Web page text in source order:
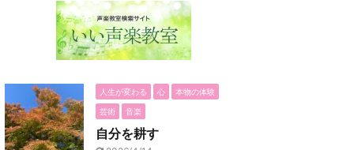
人生が変わる 心 本物の体験
芸術 音楽
自分を耕す